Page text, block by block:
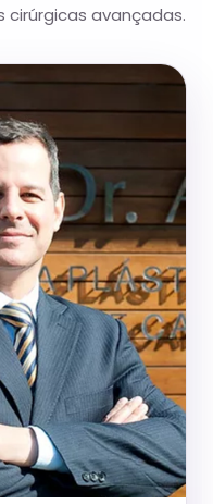
cirúrgicas avançadas.